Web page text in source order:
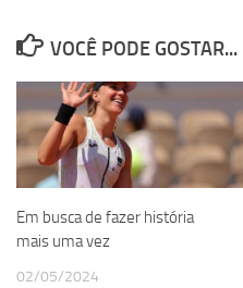
VOCÊ PODE GOSTAR...
Em busca de fazer história
mais uma vez
02/05/2024